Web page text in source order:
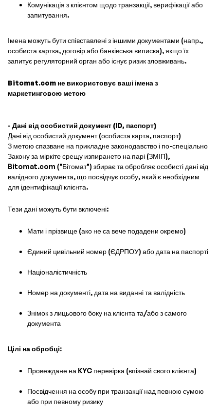
Комунікація з клієнтом щодо транзакції, верифікації або
запитування.
Імена можуть бути співставлені з іншими документами (напр.,
особиста картка, договір або банківська виписка), якщо їх
запитує регуляторний орган або існує ризик зловживань.
Bitomat.com не використовує ваші імена з
маркетинговою метою
- Дані від особистий документ (ID, паспорт)
Дані від особистий документ (особиста карта, паспорт)
З метою спазване на прикладне законодавство і по-спеціально
Закону за міркіте срещу изпирането на парі (ЗМІП),
Bitomat.com ("Бітомат") збирає та обробляє особисті дані від
валідного документа, що посвідчує особу, який є необхідним
для ідентифікації клієнта.
Тези дані можуть бути включені:
Мати і прізвище (ако не са вече подадени окремо)
Єдиний цивільний номер (ЄДРПОУ) або дата на паспорті
Націоналістичність
Номер на документі, дата на виданні та валідність
Знімок з лицьового боку на клієнта та/або з самого
документа
Цілі на обробці:
Провеждане на KYC перевірка (впізнай свого клієнта)
Посвідчення на особу при транзакції над певною сумою
або при певному ризику